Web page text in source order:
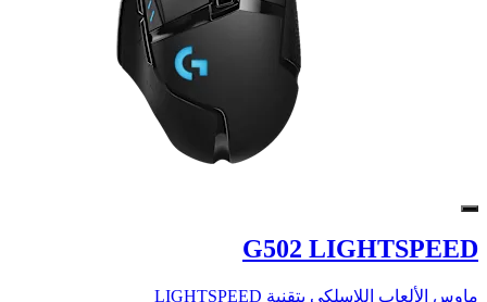
G502 LIGHTSPEED
ماوس الألعاب اللاسلكي بتقنية LIGHTSPEED